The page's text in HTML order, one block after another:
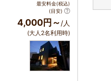
最安料金(税込)
(目安)
4,000円～ /人
(大人2名利用時)